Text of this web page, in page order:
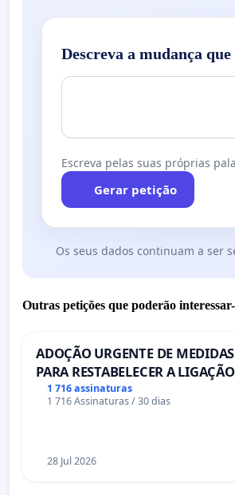
Descreva a mudança
Escreva pelas suas próprias
Gerar petição
Os seus dados continuam a ser
Outras petições que poderão
ADOÇÃO URGENTE DE MEDIDAS
PARA RESTABELECER A
PONTE RS-129
1 716 assinaturas
1 716 Assinaturas / 30 dias
28 Jul 2026